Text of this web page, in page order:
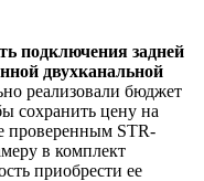
подключения задней
двухканальной
реализовали бюджет
сохранить цену на
проверенным STR-
в комплект
приобрести ее